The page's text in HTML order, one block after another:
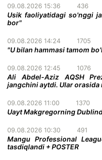
09.08.2026 15:36 436
Usik faoliyatidagi so'nggi
bor"
09.08.2026 14:24 1705
"U bilan hammasi tamom
09.08.2026 12:45 1076
Ali Abdel-Aziz AQSH
jangchini aytdi. Ular
09.08.2026 11:00 1370
Uayt Makgregorning
09.08.2026 10:30 491
Mangu Professional
tasdiqlandi + POSTER